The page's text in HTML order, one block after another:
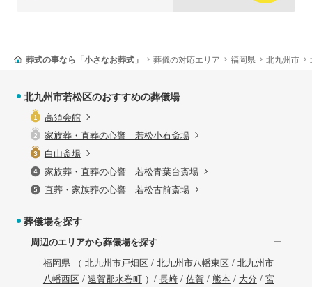
葬式の事なら「小さなお葬式」 葬儀の対応エリア 福岡県 北九州市
北九州市若松区のおすすめの葬儀場
高須会館
家族葬・直葬の心響 若松小石斎場
白山斎場
家族葬・直葬の心響 若松青葉台斎場
直葬・家族葬の心響 若松古前斎場
葬儀場を探す
周辺のエリアから葬儀場を探す
福岡県（ 北九州市戸畑区 / 北九州市八幡東区 / 北九州市
八幡西区 / 遠賀郡水巻町）/ 長崎/ 佐賀 / 熊本/ 大分 / 宮